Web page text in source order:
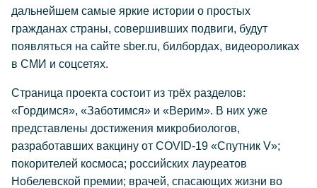
дальнейшем самые яркие истории о простых
гражданах страны, совершивших подвиги, будут
появляться на сайте sber.ru, билбордах, видеороликах
в СМИ и соцсетях.
Страница проекта состоит из трёх разделов:
«Гордимся», «Заботимся» и «Верим». В них уже
представлены достижения микробиологов,
разработавших вакцину от COVID-19 «Спутник V»;
покорителей космоса; российских лауреатов
Нобелевской премии; врачей, спасающих жизни во